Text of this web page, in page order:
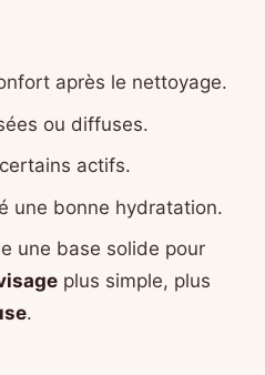
après le nettoyage.
ou diffuses.
actifs.
une bonne hydratation.
une base solide pour
plus simple, plus
.